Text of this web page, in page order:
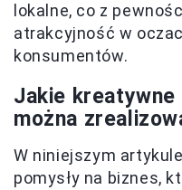
lokalne, co z
atrakcyjność w
konsumentów.
Jakie kreatywne
można
W niniejszym
pomysły na biznes,